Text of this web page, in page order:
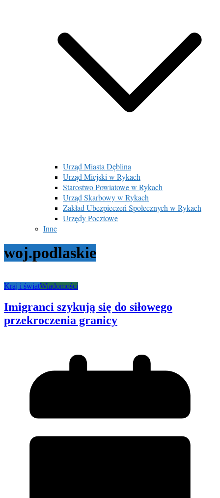
Urząd Miasta Dęblina
Urząd Miejski w Rykach
Starostwo Powiatowe w Rykach
Urząd Skarbowy w Rykach
Zakład Ubezpieczeń Społecznych w Rykach
Urzędy Pocztowe
Inne
woj.podlaskie
Kraj i światWiadomości
Imigranci szykują się do siłowego
przekroczenia granicy